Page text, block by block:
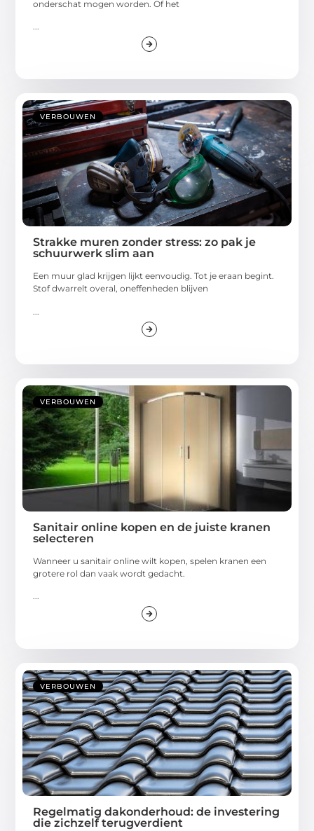
onderschat mogen worden. Of het
...
VERBOUWEN
Strakke muren zonder stress: zo pak je
schuurwerk slim aan
Een muur glad krijgen lijkt eenvoudig. Tot je eraan begint.
Stof dwarrelt overal, oneffenheden blijven
VERBOUWEN
Sanitair online kopen en de juiste kranen
selecteren
Wanneer u sanitair online wilt kopen, spelen kranen een
grotere rol dan vaak wordt gedacht.
VERBOUWEN
Regelmatig dakonderhoud: de investering
die zichzelf terugverdient